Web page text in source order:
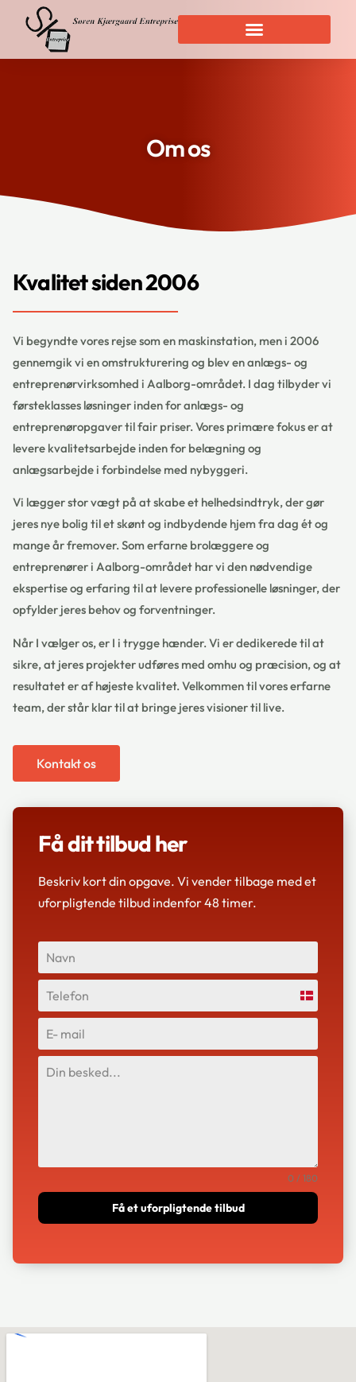
Om os
Kvalitet siden 2006
Vi begyndte vores rejse som en maskinstation, men i 2006
gennemgik vi en omstrukturering og blev en anlægs- og
entreprenørvirksomhed i Aalborg-området. I dag tilbyder vi
førsteklasses løsninger inden for anlægs- og
entreprenøropgaver til fair priser. Vores primære fokus er at
levere kvalitetsarbejde inden for belægning og
anlægsarbejde i forbindelse med nybyggeri.
Vi lægger stor vægt på at skabe et helhedsindtryk, der gør
jeres nye bolig til et skønt og indbydende hjem fra dag ét og
mange år fremover. Som erfarne brolæggere og
entreprenører i Aalborg-området har vi den nødvendige
ekspertise og erfaring til at levere professionelle løsninger, der
opfylder jeres behov og forventninger.
Når I vælger os, er I i trygge hænder. Vi er dedikerede til at
sikre, at jeres projekter udføres med omhu og præcision, og at
resultatet er af højeste kvalitet. Velkommen til vores erfarne
team, der står klar til at bringe jeres visioner til live.
Kontakt os
Få dit tilbud her
Beskriv kort din opgave. Vi vender tilbage med et
uforpligtende tilbud indenfor ​48 timer.
Denmark
+45
0 / 180
Få et uforpligtende tilbud